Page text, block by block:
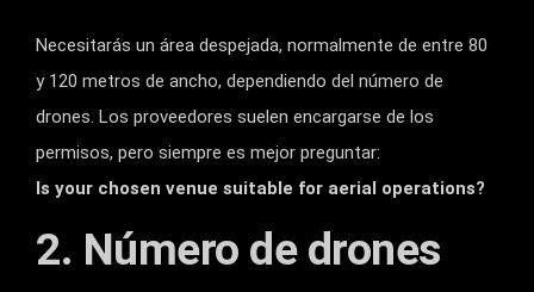
Necesitarás un área despejada, normalmente de entre 80
y 120 metros de ancho, dependiendo del número de
drones. Los proveedores suelen encargarse de los
permisos, pero siempre es mejor preguntar:
Is your chosen venue suitable for aerial operations?
2. Número de drones